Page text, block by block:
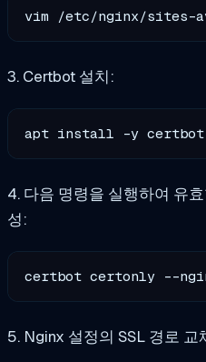
3. Certbot 설치:
4. 다음 명령을 실행하여 유
성:
certbot certonly --
5. Nginx 설정의 SSL 경로 교